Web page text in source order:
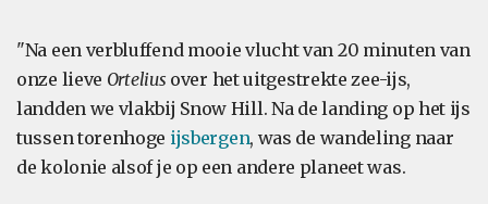
"Na een verbluffend mooie vlucht van 20 minuten van
onze lieve Ortelius over het uitgestrekte zee-ijs,
landden we vlakbij Snow Hill. Na de landing op het ijs
tussen torenhoge ijsbergen, was de wandeling naar
de kolonie alsof je op een andere planeet was.